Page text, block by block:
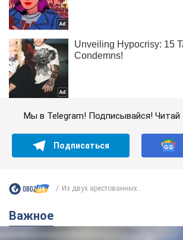
Мы в Telegram! Подписывайся! Читай
Подписаться
Из двух арестованных...
Важное